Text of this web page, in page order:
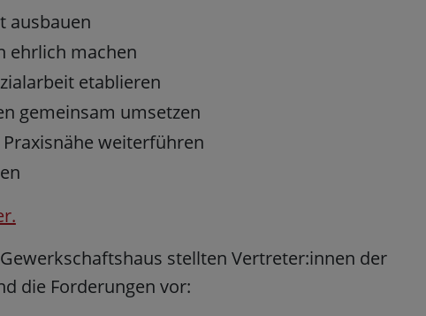
ausbauen
ehrlich machen
etablieren
gemeinsam umsetzen
weiterführen
stellten Vertreter:innen der
die Forderungen vor: